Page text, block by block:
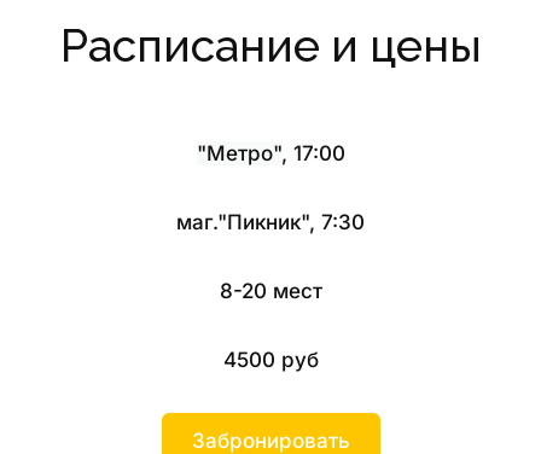
Расписание и цены
"Метро", 17:00
маг."Пикник", 7:30
8-20 мест
4500 руб
Забронировать